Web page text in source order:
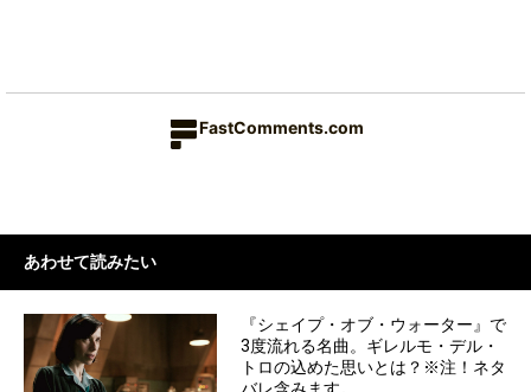
FastComments.com
あわせて読みたい
『シェイプ・オブ・ウォーター』で
3度流れる名曲。ギレルモ・デル・
トロの込めた思いとは？※注！ネタ